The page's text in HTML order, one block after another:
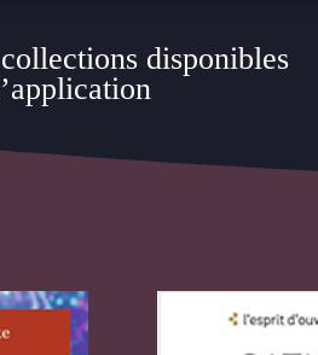
disponibles